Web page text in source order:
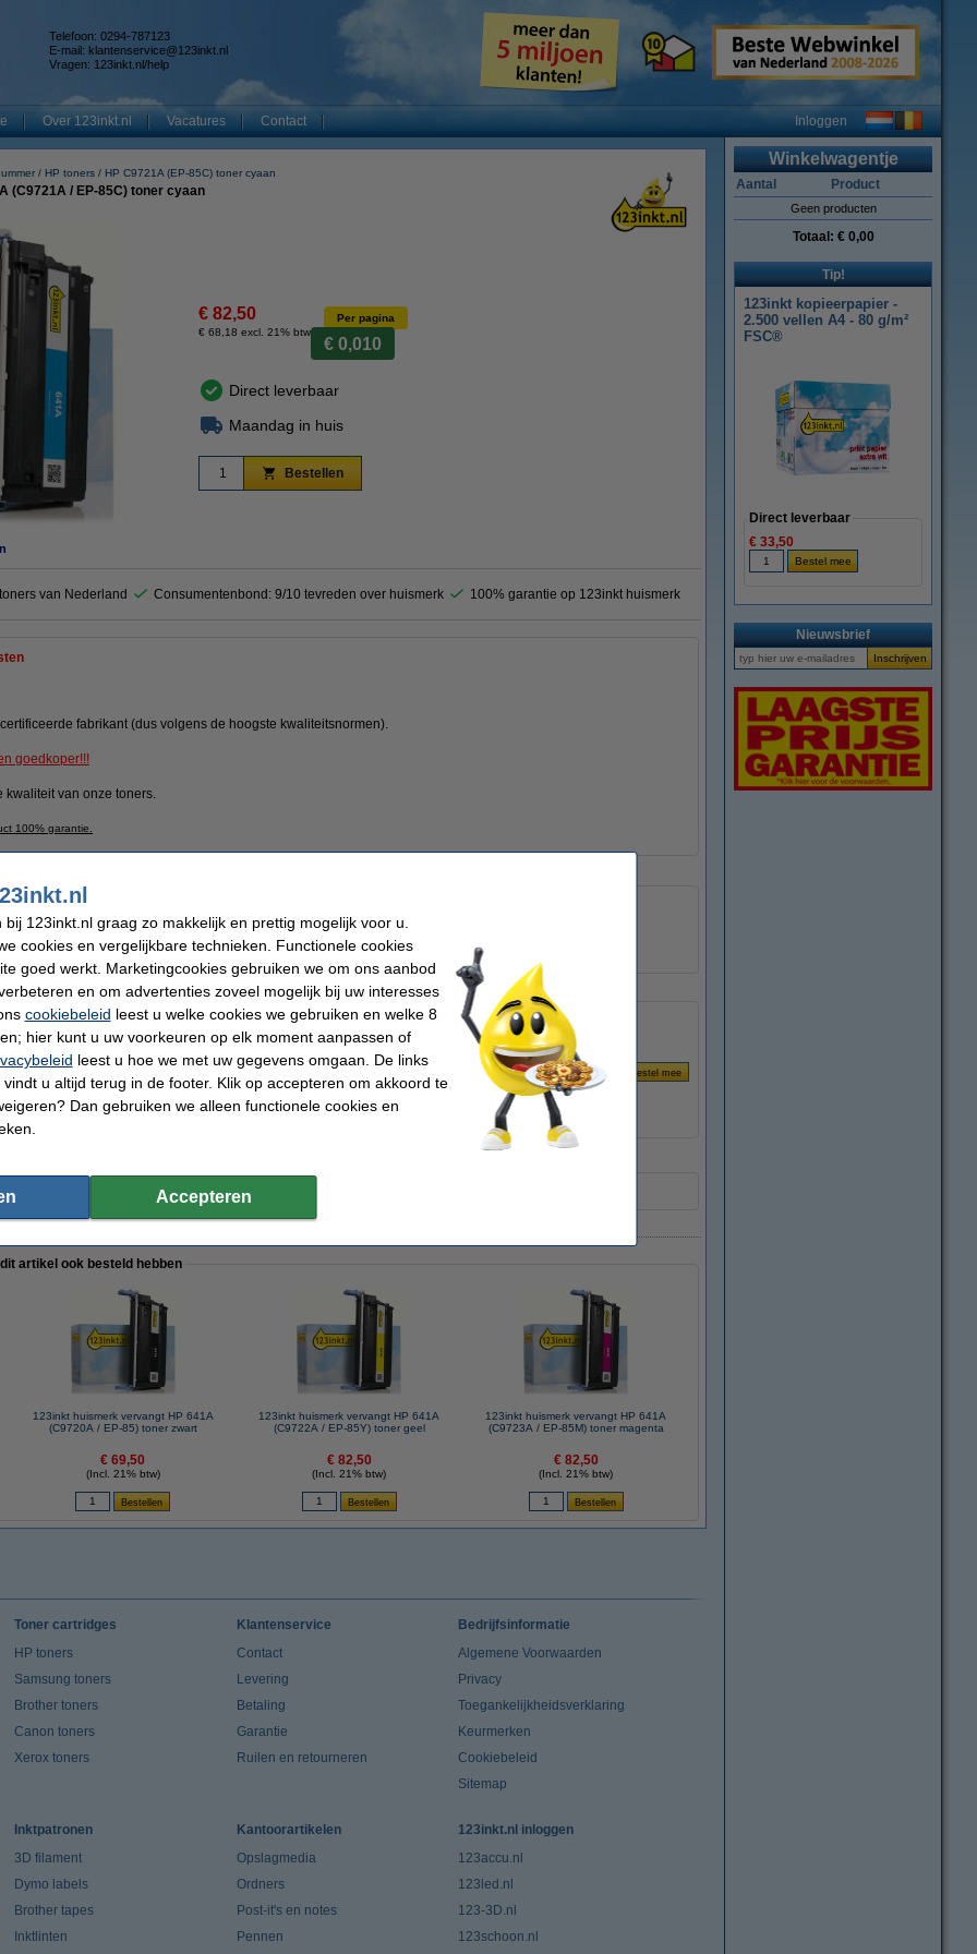
Telefoon: 0294-787123
E-mail: klantenservice@123inkt.nl
Vragen: 123inkt.nl/help
Over 123inkt.nl Vacatures Contact Inloggen
HP toners HP C9721A (EP-85C) toner cyaan
(C9721A / EP-85C) toner cyaan
€ 82,50
€ 68,18 excl. 21% btw
Per pagina
€ 0,010
Direct leverbaar
Maandag in huis
Bestellen
van Nederland Consumentenbond: 9/10 tevreden over huismerk 100% garantie op 123inkt huismerk
fabrikant (dus volgens de hoogste kwaliteitsnormen).
goedkoper!!!
kwaliteit van onze toners.
100% garantie.
EAN-code:
Ons artikelnr:
pagina's Nummer:
1 doos van 2.500 vel A4 - 80 grams FSC® Mix Credit
huismerk) te nemen i.p.v. de HP-uitvoering.
artikel ook besteld hebben
123inkt huismerk vervangt HP 641A
(C9720A / EP-85) toner zwart
€ 69,50
(Incl. 21% btw)
123inkt huismerk vervangt HP 641A
(C9722A / EP-85Y) toner geel
€ 82,50
(Incl. 21% btw)
123inkt huismerk vervangt HP 641A
(C9723A / EP-85M) toner magenta
€ 82,50
(Incl. 21% btw)
Winkelwagentje
Aantal Product
Geen producten
Totaal: € 0,00
Tip!
123inkt kopieerpapier -
2.500 vellen A4 - 80 g/m²
FSC®
Direct leverbaar
€ 33,50
Nieuwsbrief
Toner cartridges
HP toners
Samsung toners
Brother toners
Canon toners
Xerox toners
Klantenservice
Contact
Levering
Betaling
Garantie
Ruilen en retourneren
Bedrijfsinformatie
Algemene Voorwaarden
Privacy
Toegankelijkheidsverklaring
Keurmerken
Cookiebeleid
Sitemap
Inktpatronen
3D filament
Dymo labels
Brother tapes
Inktlinten
Kantoorartikelen
Opslagmedia
Ordners
Post-it's en notes
Pennen
123inkt.nl inloggen
123accu.nl
123led.nl
123-3D.nl
123schoon.nl
123inkt.nl graag zo makkelijk en prettig mogelijk voor u.
cookies en vergelijkbare technieken. Functionele cookies
goed werkt. Marketingcookies gebruiken we om ons aanbod
en om advertenties zoveel mogelijk bij uw interesses
cookiebeleid leest u welke cookies we gebruiken en welke 8
hier kunt u uw voorkeuren op elk moment aanpassen of
leest u hoe we met uw gegevens omgaan. De links
u altijd terug in de footer. Klik op accepteren om akkoord te
Dan gebruiken we alleen functionele cookies en
Accepteren